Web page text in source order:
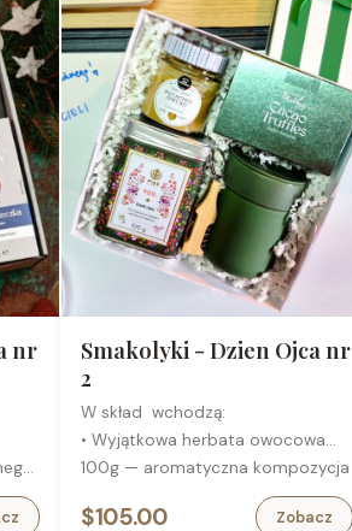
nr
Smakolyki - Dzien Ojca nr
2
W skład wchodzą:
• Wyjątkowa herbata owocowa
100g — aromatyczna kompozycja
z pieczonych jabłek, malin, dzikiej
róży i liści jeżyn,
$105.00 Zobacz